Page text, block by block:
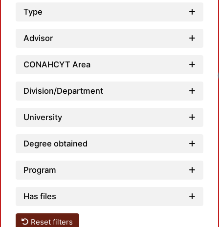
Type
Advisor
CONAHCYT Area
Division/Department
University
Degree obtained
Program
Has files
Reset filters